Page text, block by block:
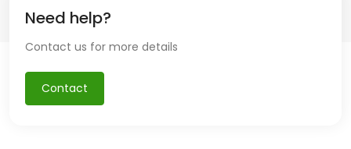
Need help?
Contact us for more details
Contact